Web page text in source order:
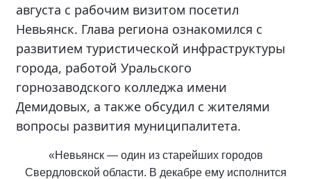
августа с рабочим визитом посетил
Невьянск. Глава региона ознакомился с
развитием туристической инфраструктуры
города, работой Уральского
горнозаводского колледжа имени
Демидовых, а также обсудил с жителями
вопросы развития муниципалитета.
«Невьянск — один из старейших городов
Свердловской области. В декабре ему исполнится